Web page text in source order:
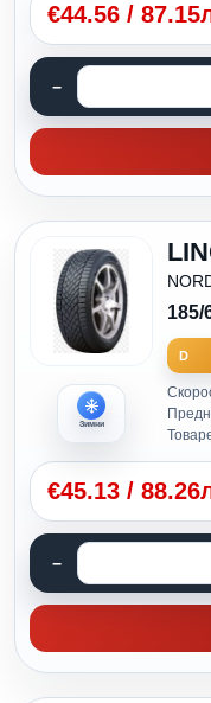
€44.56 /
Зимни
185/
D
€45.13 /